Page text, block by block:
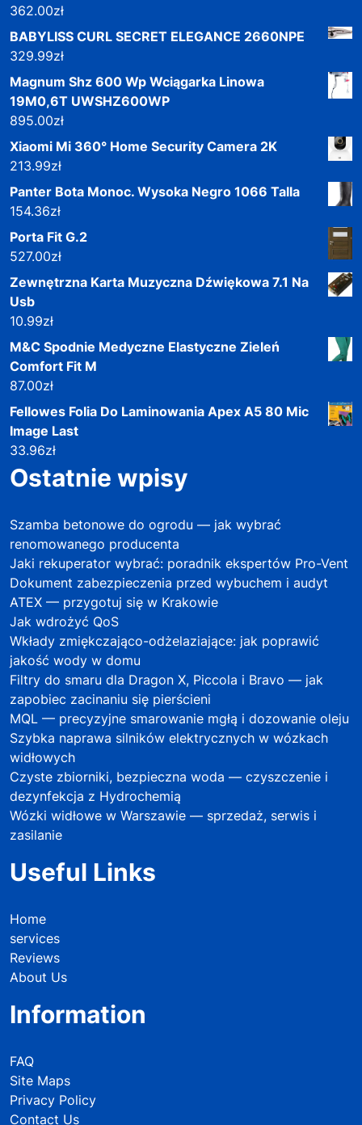
362.00zł
BABYLISS CURL SECRET ELEGANCE 2660NPE
329.99zł
Magnum Shz 600 Wp Wciągarka Linowa
19M0,6T UWSHZ600WP
895.00zł
Xiaomi Mi 360° Home Security Camera 2K
213.99zł
Panter Bota Monoc. Wysoka Negro 1066 Talla
154.36zł
Porta Fit G.2
527.00zł
Zewnętrzna Karta Muzyczna Dźwiękowa 7.1 Na
Usb
10.99zł
M&C Spodnie Medyczne Elastyczne Zieleń
Comfort Fit M
87.00zł
Fellowes Folia Do Laminowania Apex A5 80 Mic
Image Last
33.96zł
Ostatnie wpisy
Szamba betonowe do ogrodu — jak wybrać
renomowanego producenta
Jaki rekuperator wybrać: poradnik ekspertów Pro-Vent
Dokument zabezpieczenia przed wybuchem i audyt
ATEX — przygotuj się w Krakowie
Jak wdrożyć QoS
Wkłady zmiękczająco-odżelaziające: jak poprawić
jakość wody w domu
Filtry do smaru dla Dragon X, Piccola i Bravo — jak
zapobiec zacinaniu się pierścieni
MQL — precyzyjne smarowanie mgłą i dozowanie oleju
Szybka naprawa silników elektrycznych w wózkach
widłowych
Czyste zbiorniki, bezpieczna woda — czyszczenie i
dezynfekcja z Hydrochemią
Wózki widłowe w Warszawie — sprzedaż, serwis i
zasilanie
Useful Links
Home
services
Reviews
About Us
Information
FAQ
Site Maps
Privacy Policy
Contact Us